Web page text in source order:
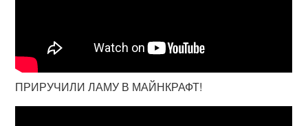
ПРИРУЧИЛИ ЛАМУ В МАЙНКРАФТ!